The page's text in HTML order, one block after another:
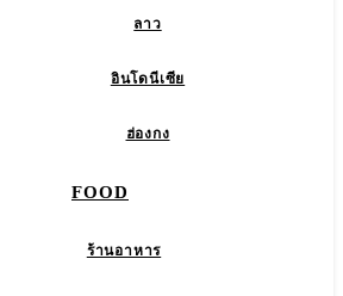
ลาว
อินโดนีเซีย
ฮ่องกง
FOOD
ร้านอาหาร